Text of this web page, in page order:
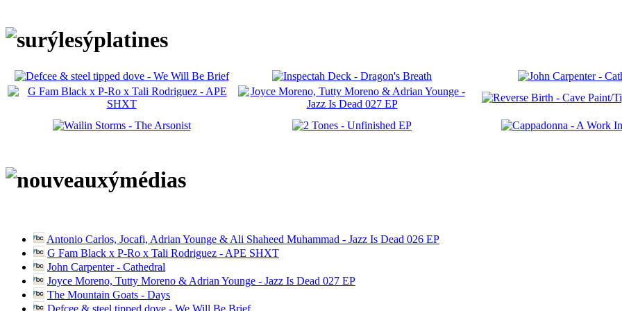
Antonio Carlos, Jocafi, Adrian Younge & Ali Shaheed Muhammad - Jazz Is Dead 026 EP
G Fam Black x P-Ro x Tali Rodriguez - APE SHXT
John Carpenter - Cathedral
Joyce Moreno, Tutty Moreno & Adrian Younge - Jazz Is Dead 027 EP
The Mountain Goats - Days
Defcee & steel tipped dove - We Will Be Brief